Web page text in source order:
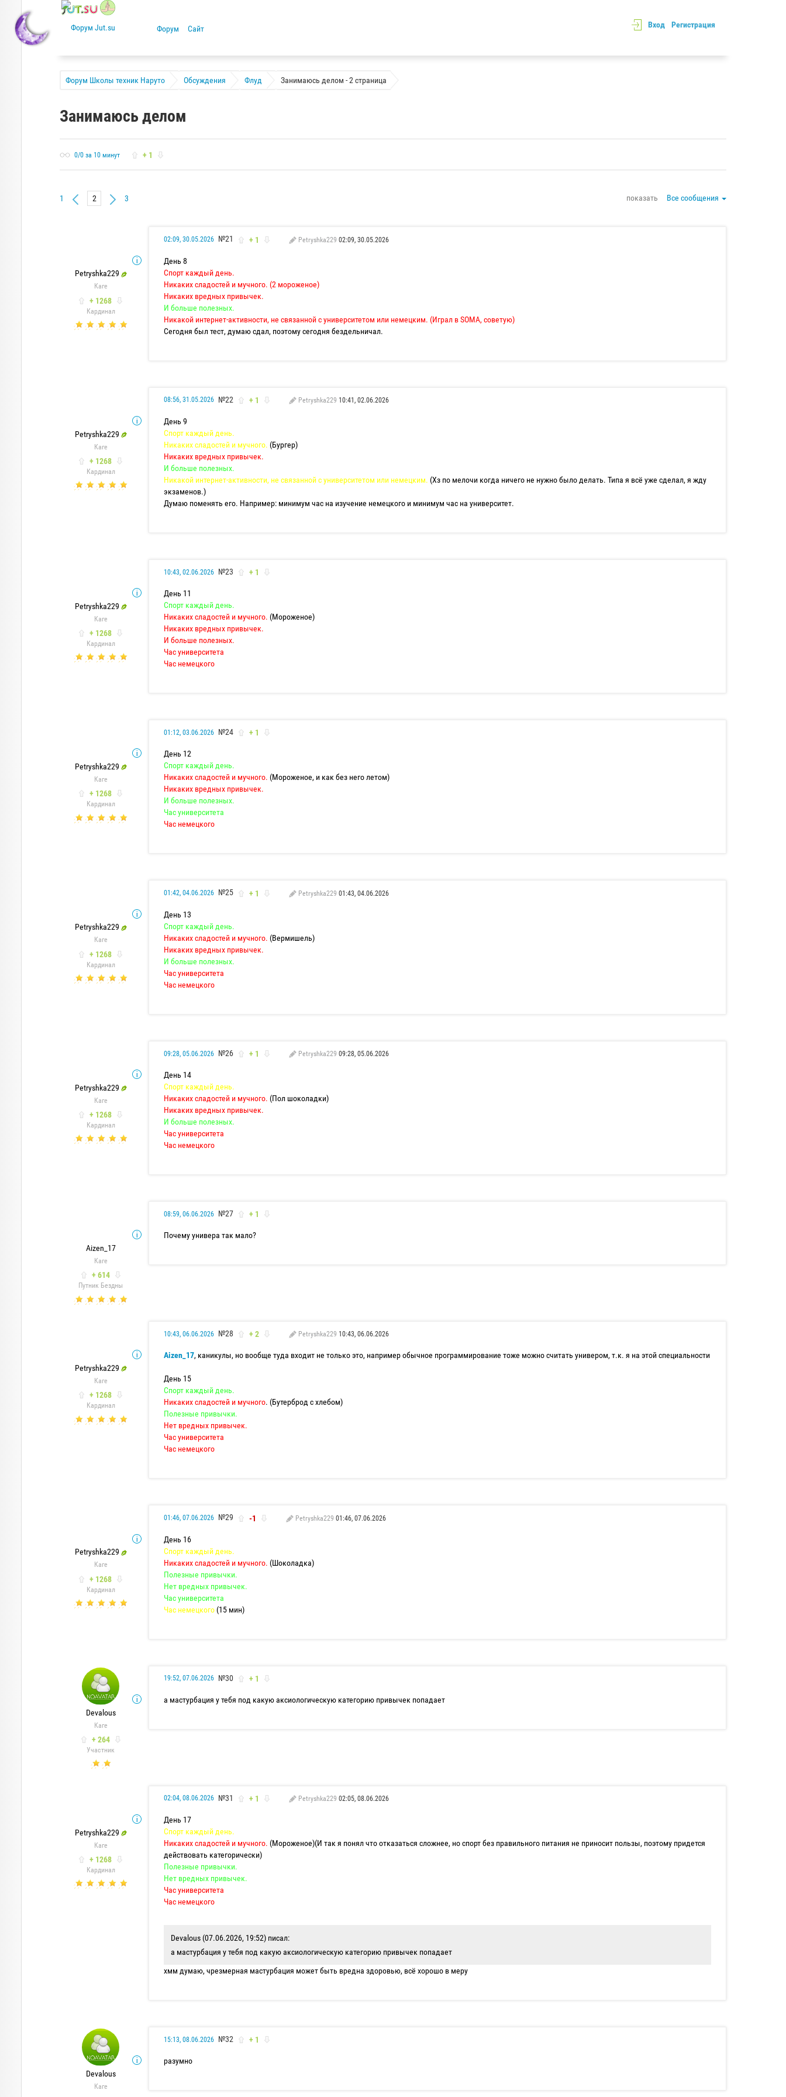
Форум Сайт Вход Регистрация
Форум Школы техник Наруто Обсуждения Флуд Занимаюсь делом - 2 страница
Занимаюсь делом
0/0 за 10 минут + 1
1 3 показать Все сообщения
Petryshka229
Каге
+ 1268
Кардинал
02:09, 30.05.2026 №21 + 1 Petryshka229 02:09, 30.05.2026
День 8
Спорт каждый день.
Никаких сладостей и мучного. (2 мороженое)
Никаких вредных привычек.
И больше полезных.
Никакой интернет-активности, не связанной с университетом или немецким. (Играл в SOMA, советую)
Сегодня был тест, думаю сдал, поэтому сегодня бездельничал.
Petryshka229
Каге
+ 1268
Кардинал
08:56, 31.05.2026 №22 + 1 Petryshka229 10:41, 02.06.2026
День 9
Спорт каждый день.
Никаких сладостей и мучного. (Бургер)
Никаких вредных привычек.
И больше полезных.
Никакой интернет-активности, не связанной с университетом или немецким. (Хз по мелочи когда ничего не нужно было делать. Типа я всё уже сделал, я жду
экзаменов.)
Думаю поменять его. Например: минимум час на изучение немецкого и минимум час на университет.
Petryshka229
Каге
+ 1268
Кардинал
10:43, 02.06.2026 №23 + 1
День 11
Спорт каждый день.
Никаких сладостей и мучного. (Мороженое)
Никаких вредных привычек.
И больше полезных.
Час университета
Час немецкого
Petryshka229
Каге
+ 1268
Кардинал
01:12, 03.06.2026 №24 + 1
День 12
Спорт каждый день.
Никаких сладостей и мучного. (Мороженое, и как без него летом)
Никаких вредных привычек.
И больше полезных.
Час университета
Час немецкого
Petryshka229
Каге
+ 1268
Кардинал
01:42, 04.06.2026 №25 + 1 Petryshka229 01:43, 04.06.2026
День 13
Спорт каждый день.
Никаких сладостей и мучного. (Вермишель)
Никаких вредных привычек.
И больше полезных.
Час университета
Час немецкого
Petryshka229
Каге
+ 1268
Кардинал
09:28, 05.06.2026 №26 + 1 Petryshka229 09:28, 05.06.2026
День 14
Спорт каждый день.
Никаких сладостей и мучного. (Пол шоколадки)
Никаких вредных привычек.
И больше полезных.
Час университета
Час немецкого
Aizen_17
Каге
+ 614
Путник Бездны
08:59, 06.06.2026 №27 + 1
Почему универа так мало?
Petryshka229
Каге
+ 1268
Кардинал
10:43, 06.06.2026 №28 + 2 Petryshka229 10:43, 06.06.2026
Aizen_17, каникулы, но вообще туда входит не только это, например обычное программирование тоже можно считать универом, т.к. я на этой специальности
День 15
Спорт каждый день.
Никаких сладостей и мучного. (Бутерброд с хлебом)
Полезные привычки.
Нет вредных привычек.
Час университета
Час немецкого
Petryshka229
Каге
+ 1268
Кардинал
01:46, 07.06.2026 №29 -1 Petryshka229 01:46, 07.06.2026
День 16
Спорт каждый день.
Никаких сладостей и мучного. (Шоколадка)
Полезные привычки.
Нет вредных привычек.
Час университета
Час немецкого(15 мин)
Devalous
Каге
+ 264
Участник
19:52, 07.06.2026 №30 + 1
а мастурбация у тебя под какую аксиологическую категорию привычек попадает
Petryshka229
Каге
+ 1268
Кардинал
02:04, 08.06.2026 №31 + 1 Petryshka229 02:05, 08.06.2026
День 17
Спорт каждый день.
Никаких сладостей и мучного. (Мороженое)(И так я понял что отказаться сложнее, но спорт без правильного питания не приносит пользы, поэтому придется
действовать категорически)
Полезные привычки.
Нет вредных привычек.
Час университета
Час немецкого
Devalous (07.06.2026, 19:52) писал:
а мастурбация у тебя под какую аксиологическую категорию привычек попадает
хмм думаю, чрезмерная мастурбация может быть вредна здоровью, всё хорошо в меру
Devalous
Каге
15:13, 08.06.2026 №32 + 1
разумно